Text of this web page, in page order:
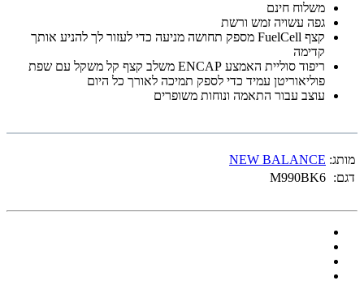
משלוח חינם
גפה עשויה זמש ורשת
קצף FuelCell מספק תחושה מניעה כדי לעזור לך להניע אותך
קדימה
ריפוד סוליית האמצע ENCAP משלב קצף קל משקל עם שפת
פוליאוריטן עמיד כדי לספק תמיכה לאורך כל היום
עוצב עבור התאמה ונוחות משופרים
מותג: NEW BALANCE
דגם: M990BK6